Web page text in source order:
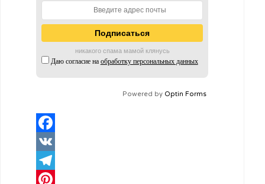
никакого спама мамой клянусь
Даю согласие на обработку персональных данных
Powered by Optin Forms
Facebook
VK
Telegram